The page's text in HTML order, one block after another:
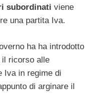
subordinati viene
una partita Iva.
ha ha introdotto
il ricorso alle
Iva in regime di
di arginare il